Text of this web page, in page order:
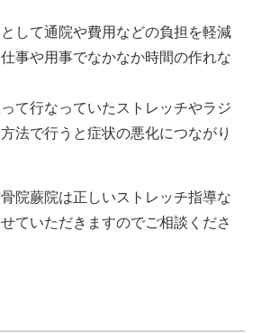
して通院や費用などの負担を軽減
事や用事でなかなか時間の作れな
て行なっていたストレッチやラジ
法で行うと症状の悪化につながり
院蕨院は正しいストレッチ指導な
ていただきますのでご相談くださ